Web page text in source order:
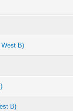
West B)
B)